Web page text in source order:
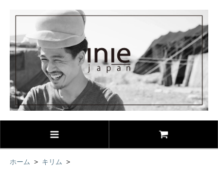
ホーム > キリム >